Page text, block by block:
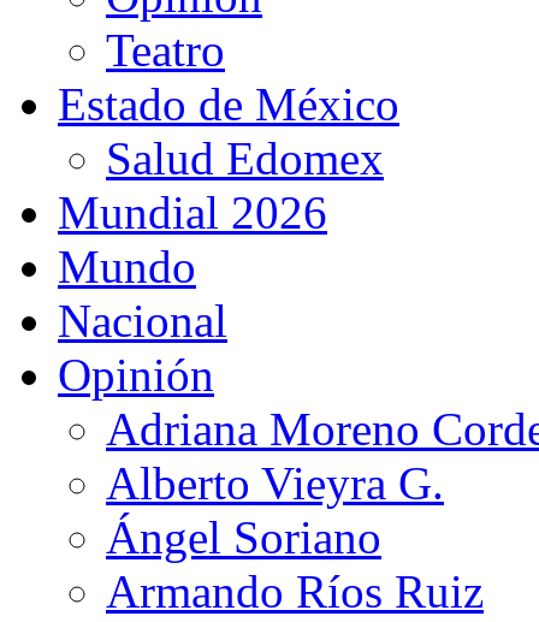
Teatro
Estado de México
Salud Edomex
Mundial 2026
Mundo
Nacional
Opinión
Adriana Moreno
Alberto Vieyra G.
Ángel Soriano
Armando Ríos Ruiz